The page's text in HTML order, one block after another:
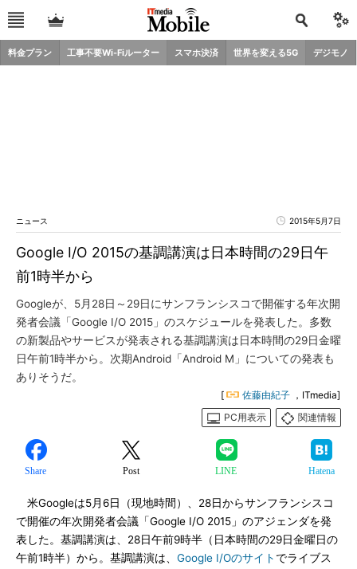
料金プラン 工事不要Wi-Fiルーター スマホ決済 世界を変える5G デジモノ
ニュース 2015年5月7日
Google I/O 2015の基調講演は日本時間の29日午
前1時半から
Googleが、5月28日～29日にサンフランシスコで開催する年次開
発者会議「Google I/O 2015」のスケジュールを発表した。多数
の新製品やサービスが発表される基調講演は日本時間の29日金曜
日午前1時半から。次期Android「Android M」についての発表も
ありそうだ。
[ 佐藤由紀子 ，ITmedia]
PC用表示
関連情報
Share Post LINE Hatena
米Googleは5月6日（現地時間）、28日からサンフランシスコ
で開催の年次開発者会議「Google I/O 2015」のアジェンダを発
表した。基調講演は、28日午前9時半（日本時間の29日金曜日の
午前1時半）から。基調講演は、 Google I/Oのサイト でライブス